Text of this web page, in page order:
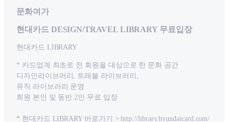
문화여가
현대카드 DESIGN/TRAVEL LIBRARY 무료입장
현대카드 LIBRARY
* 카드업계 최초로 전 회원을 대상으로 한 문화 공간
디자인라이브러리, 트래블 라이브러리,
뮤직 라이브러리 운영
회원 본인 및 동반 2인 무료 입장
* 현대카드 LIBRARY 바로가기 > http://library.hyundaicard.com/